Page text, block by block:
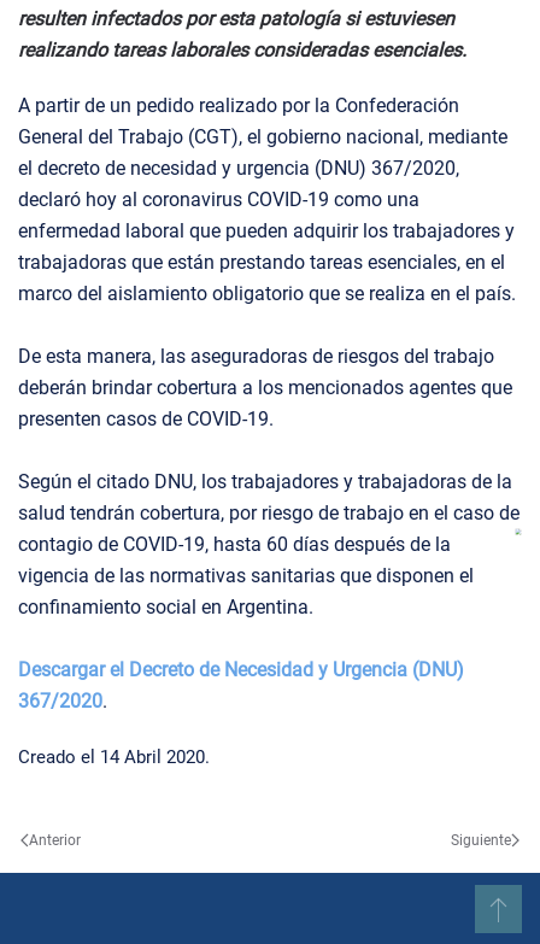
resulten infectados por esta patología si estuviesen
realizando tareas laborales consideradas esenciales.
A partir de un pedido realizado por la Confederación
General del Trabajo (CGT), el gobierno nacional, mediante
el decreto de necesidad y urgencia (DNU) 367/2020,
declaró hoy al coronavirus COVID-19 como una
enfermedad laboral que pueden adquirir los trabajadores y
trabajadoras que están prestando tareas esenciales, en el
marco del aislamiento obligatorio que se realiza en el país.
De esta manera, las aseguradoras de riesgos del trabajo
deberán brindar cobertura a los mencionados agentes que
presenten casos de COVID-19.
Según el citado DNU, los trabajadores y trabajadoras de la
salud tendrán cobertura, por riesgo de trabajo en el caso de
contagio de COVID-19, hasta 60 días después de la
vigencia de las normativas sanitarias que disponen el
confinamiento social en Argentina.
Descargar el Decreto de Necesidad y Urgencia (DNU)
367/2020.
Creado el 14 Abril 2020.
Anterior Siguiente